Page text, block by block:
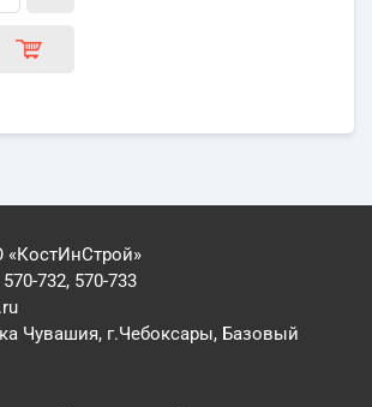
«КостИнСтрой»
732, 570-733
Чувашия, г.Чебоксары, Базовый